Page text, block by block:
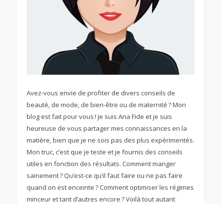
Avez-vous envie de profiter de divers conseils de
beauté, de mode, de bien-être ou de maternité ? Mon
blog est fait pour vous ! Je suis Ana Fide et je suis
heureuse de vous partager mes connaissances en la
matière, bien que je ne sois pas des plus expérimentés.
Mon truc, c’est que je teste et je fournis des conseils
utiles en fonction des résultats. Comment manger
sainement ? Qu’est-ce qu’il faut faire ou ne pas faire
quand on est enceinte ? Comment optimiser les régimes
minceur et tant d’autres encore ? Voilà tout autant